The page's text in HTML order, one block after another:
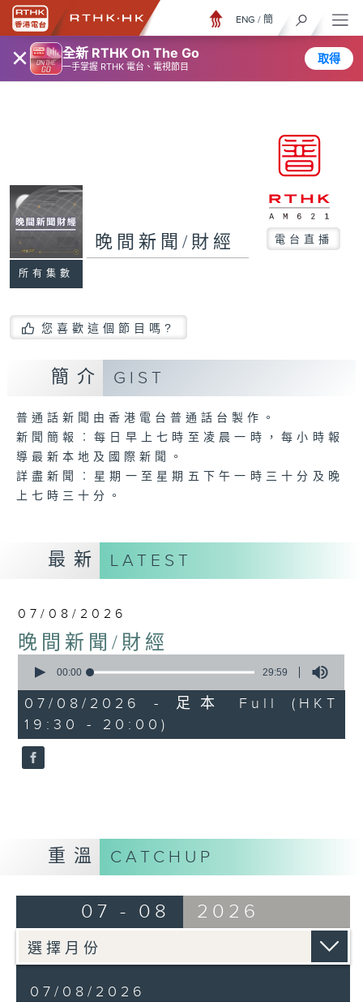
× 全新 RTHK On The Go
一手掌握 RTHK 電台、電視節目
取得
ENG / 簡
所有集數
晚間新聞/財經 電台直播
您喜歡這個節目嗎?
簡介 GIST
普通話新聞由香港電台普通話台製作。
新聞簡報︰每日早上七時至凌晨一時，每小時報
導最新本地及國際新聞。
詳盡新聞︰星期一至星期五下午一時三十分及晚
上七時三十分。
最新 LATEST
07/08/2026
晚間新聞/財經
seconds
29
minutes,
59
seconds
00:00 29:59
07/08/2026 - 足本 Full (HKT
19:30 - 20:00)
重溫 CATCHUP
07 - 08 2026
07/08/2026